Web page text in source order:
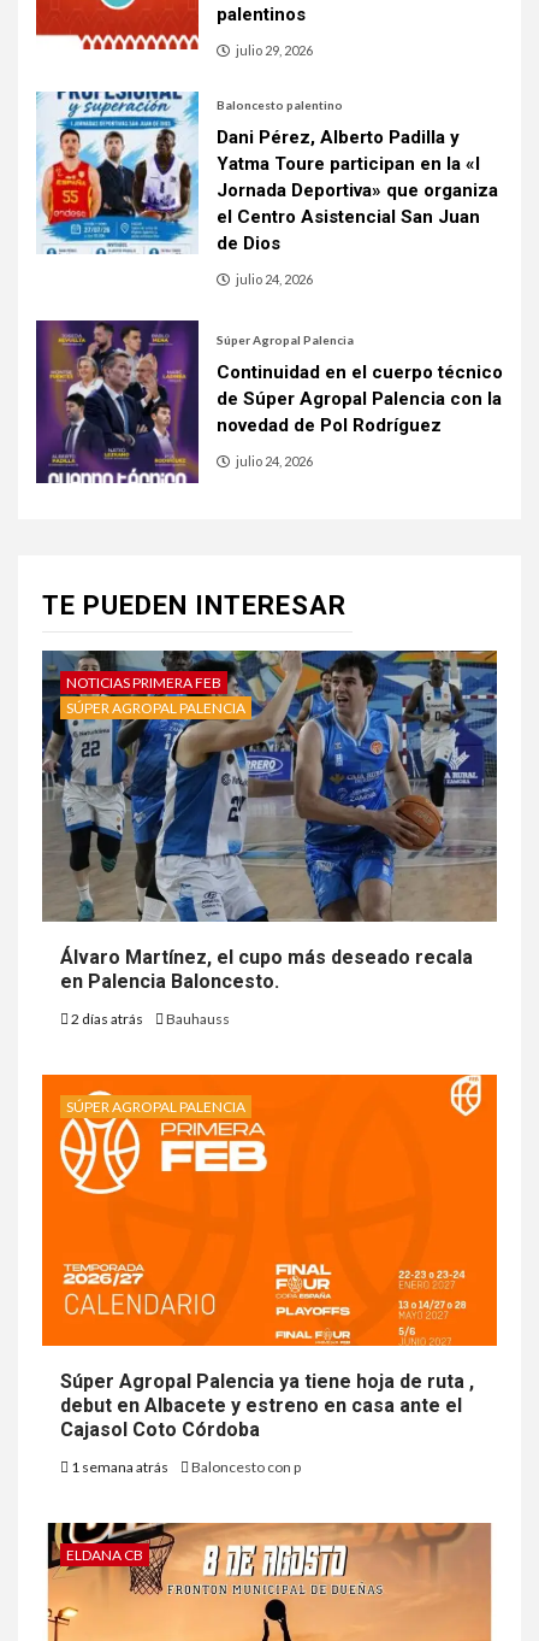
palentinos
julio 29, 2026
Baloncesto palentino
Dani Pérez, Alberto Padilla y
Yatma Toure participan en la «I
Jornada Deportiva» que organiza
el Centro Asistencial San Juan
de Dios
julio 24, 2026
Súper Agropal Palencia
Continuidad en el cuerpo técnico
de Súper Agropal Palencia con la
novedad de Pol Rodríguez
julio 24, 2026
TE PUEDEN INTERESAR
NOTICIAS PRIMERA FEB
SÚPER AGROPAL PALENCIA
Álvaro Martínez, el cupo más deseado recala
en Palencia Baloncesto.
2 días atrás Bauhauss
SÚPER AGROPAL PALENCIA
Súper Agropal Palencia ya tiene hoja de ruta ,
debut en Albacete y estreno en casa ante el
Cajasol Coto Córdoba
1 semana atrás Baloncesto con p
ELDANA CB